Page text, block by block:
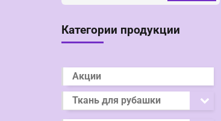
Категории продукции
Акции
Ткань для рубашки